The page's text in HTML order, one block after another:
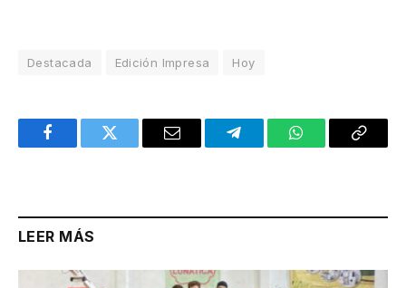
Destacada Edición Impresa Hoy
FacebookTwitter Email TelegramWhatsAppCopy
LEER MÁS